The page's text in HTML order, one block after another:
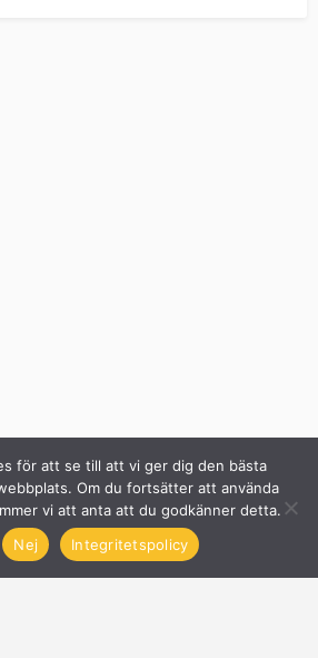
för att se till att vi ger dig den bästa
Om du fortsätter att använda
vi att anta att du godkänner detta.
Nej Integritetspolicy